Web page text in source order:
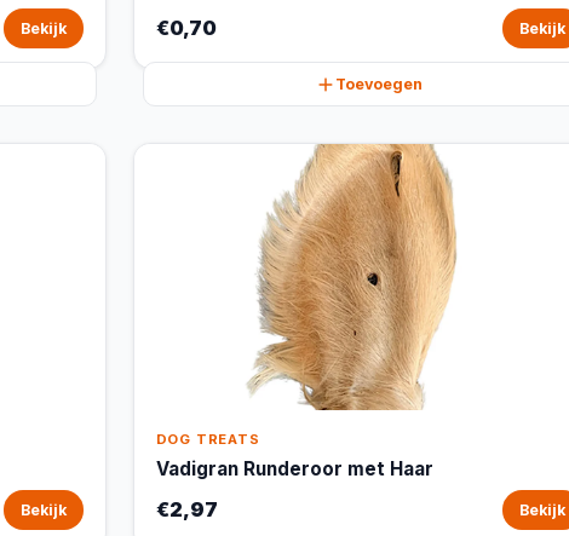
Bekijk €0,70 Bekijk
Toevoegen
Bekijk
DOG TREATS
Vadigran Runderoor met Haar
€2,97 Bekijk